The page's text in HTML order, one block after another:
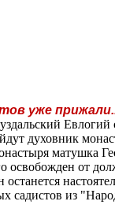
уже
Евлогий
духовник
матушка
освобожден от
садистов из